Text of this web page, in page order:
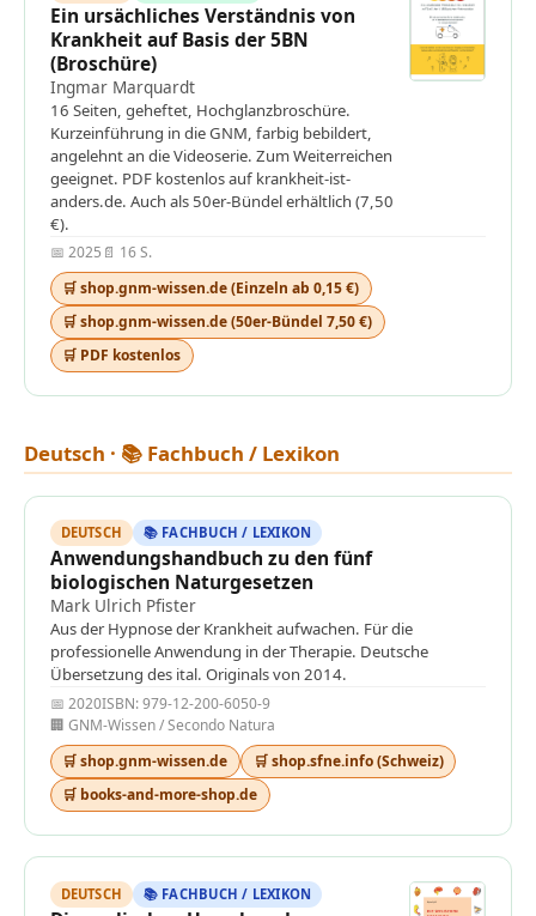
Ein ursächliches Verständnis von
Krankheit auf Basis der 5BN
(Broschüre)
Ingmar Marquardt
16 Seiten, geheftet, Hochglanzbroschüre.
Kurzeinführung in die GNM, farbig bebildert,
angelehnt an die Videoserie. Zum Weiterreichen
geeignet. PDF kostenlos auf krankheit-ist-
anders.de. Auch als 50er-Bündel erhältlich (7,50
€).
📅 2025 📄 16 S.
🛒 shop.gnm-wissen.de (Einzeln ab 0,15 €)
🛒 shop.gnm-wissen.de (50er-Bündel 7,50 €)
🛒 PDF kostenlos
Deutsch · 📚 Fachbuch / Lexikon
DEUTSCH 📚 FACHBUCH / LEXIKON
Anwendungshandbuch zu den fünf
biologischen Naturgesetzen
Mark Ulrich Pfister
Aus der Hypnose der Krankheit aufwachen. Für die
professionelle Anwendung in der Therapie. Deutsche
Übersetzung des ital. Originals von 2014.
📅 2020ISBN: 979-12-200-6050-9
🏢 GNM-Wissen / Secondo Natura
🛒 shop.gnm-wissen.de
🛒 shop.sfne.info (Schweiz)
🛒 books-and-more-shop.de
DEUTSCH 📚 FACHBUCH / LEXIKON